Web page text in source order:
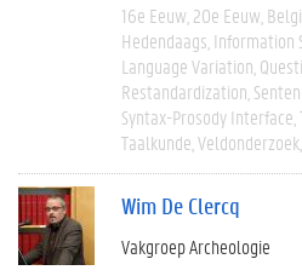
16e Eeuw 20e Eeuw
Hedendaags Information
Language Variation
Restandardization
Syntax-Prosody Interface
Taalkunde Veldonderzoek
Wim De Clercq
Vakgroep Archeologie